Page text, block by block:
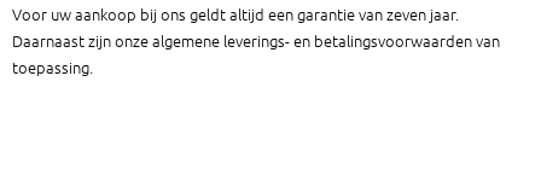
Voor uw aankoop bij ons geldt altijd een garantie van zeven jaar.
Daarnaast zijn onze algemene leverings- en betalingsvoorwaarden van
toepassing.